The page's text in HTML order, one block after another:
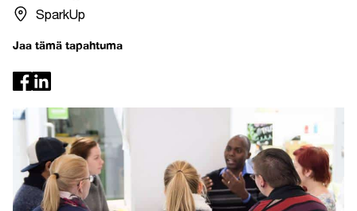
SparkUp
Jaa tämä tapahtuma